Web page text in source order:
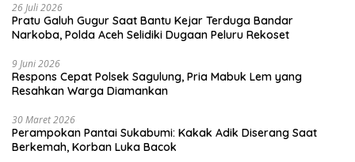
26 Juli 2026
Pratu Galuh Gugur Saat Bantu Kejar Terduga Bandar
Narkoba, Polda Aceh Selidiki Dugaan Peluru Rekoset
9 Juni 2026
Respons Cepat Polsek Sagulung, Pria Mabuk Lem yang
Resahkan Warga Diamankan
30 Maret 2026
Perampokan Pantai Sukabumi: Kakak Adik Diserang Saat
Berkemah, Korban Luka Bacok